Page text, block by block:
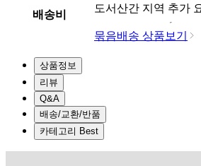
배송비
도서산간 지역 추가
묶음배송 상품보기
상품정보
리뷰
Q&A
배송/교환/반품
카테고리 Best